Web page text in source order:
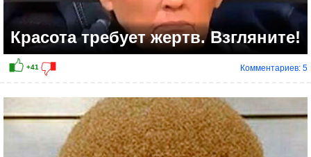
+67
Красота требует жертв. Взгляните!
Комментариев: 5